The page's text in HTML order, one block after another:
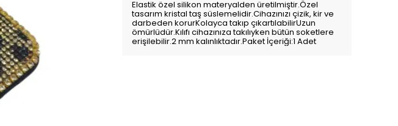
Elastik özel silikon materyalden üretilmiştir.Özel
tasarım kristal taş süslemelidir.Cihazınızı çizik, kir ve
darbeden korurKolayca takıp çıkartılabilirUzun
ömürlüdür.Kılıfı cihazınıza takılıyken bütün soketlere
erişilebilir.2 mm kalınlıktadır.Paket İçeriği:1 Adet